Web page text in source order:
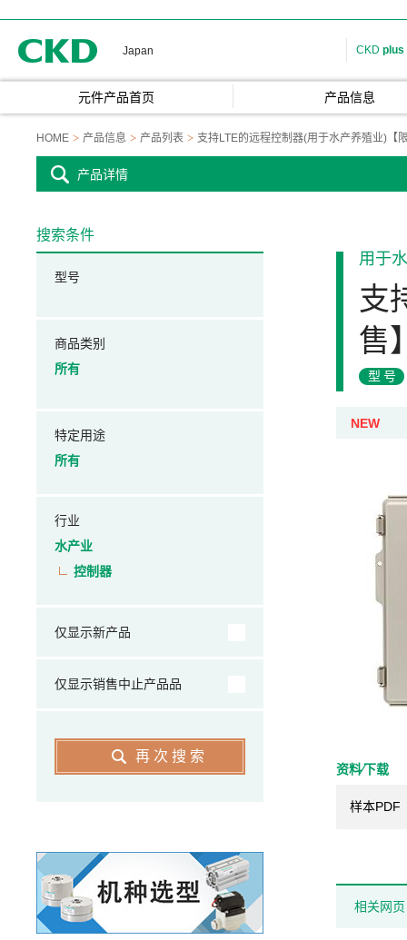
Japan CKD plus
元件产品首页 产品信息
HOME 产品信息 产品列表 支持LTE的远程控制器(用于水产养殖业)【
产品详情
用于
支
售
型号
NEW
资料⁄下载
样本PDF
相关网页
搜索条件
型号
商品类别
所有
特定用途
所有
行业
水产业
控制器
仅显示新产品
仅显示销售中止产品品
再次搜索